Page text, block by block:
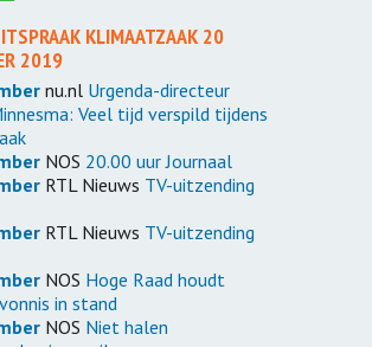
KLIMAATZAAK 20
2019
nu.nl Urgenda-directeur
Veel tijd verspild tijdens
NOS 20.00 uur Journaal
RTL Nieuws TV-uitzending
RTL Nieuws TV-uitzending
NOS Hoge Raad houdt
in stand
NOS Niet halen